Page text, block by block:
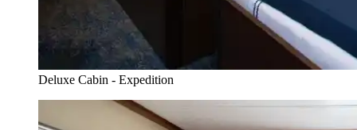
Deluxe Cabin - Expedition